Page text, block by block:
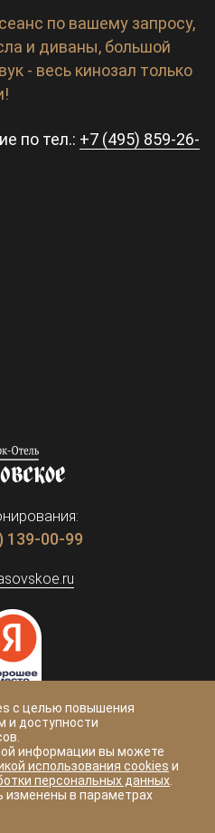
по вашему запросу,
и диваны, большой
- весь кинозал только
по тел.: +7 (495) 859-26-
139-00-99
Кимрский район,
дер. Селищи
171508, Тверская обл., М.О.
Басовское, зд.1
с целью повышения
и доступности
информации вы можете
использования cookies и
персональных данных
изменены в параметрах